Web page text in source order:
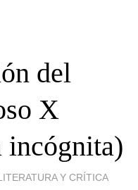
del
X
incógnita)
Y CRÍTICA